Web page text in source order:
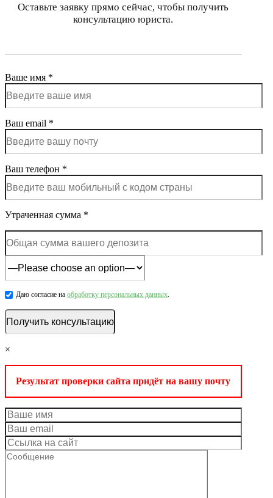
Оставьте заявку прямо сейчас, чтобы получить
консультацию юриста.
Ваше имя *
Ваш email *
Ваш телефон *
Утраченная сумма *
Даю согласие на обработку персональных данных.
×
Результат проверки сайта придёт на вашу почту